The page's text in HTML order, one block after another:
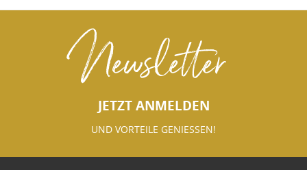
Newsletter
JETZT ANMELDEN
UND VORTEILE GENIESSEN!